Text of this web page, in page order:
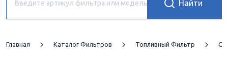
Главная Каталог Фильтров Топливный Фильтр